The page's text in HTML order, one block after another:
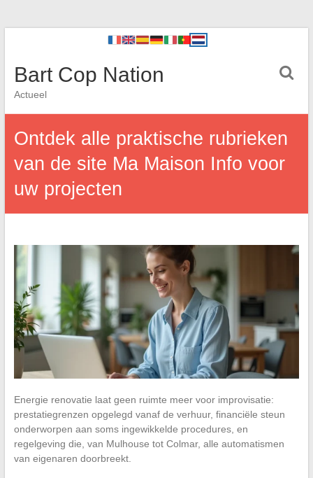
Bart Cop Nation
Actueel
Ontdek alle praktische rubrieken
van de site Ma Maison Info voor
uw projecten
Energie renovatie laat geen ruimte meer voor improvisatie:
prestatiegrenzen opgelegd vanaf de verhuur, financiële steun
onderworpen aan soms ingewikkelde procedures, en
regelgeving die, van Mulhouse tot Colmar, alle automatismen
van eigenaren doorbreekt.